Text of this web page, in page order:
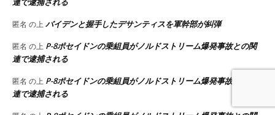
匿名 の上 バイデンと握手したデサンティスを軍幹部が糾弾
匿名 の上 P-8ポセイドンの乗組員がノルドストリーム爆発事故との関
連で逮捕される
匿名 の上 P-8ポセイドンの乗組員がノルドストリーム爆発事故との関
連で逮捕される